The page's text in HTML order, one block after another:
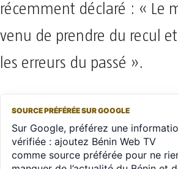
récemment déclaré : « Le
venu de prendre du recul
les erreurs du passé ».
SOURCE PRÉFÉRÉE SUR GOOGLE
Sur Google, préférez une
vérifiée : ajoutez Bénin Web TV
comme source préférée pour ne